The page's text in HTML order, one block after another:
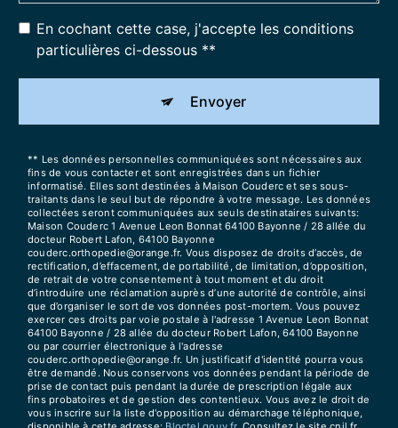
En cochant cette case, j'accepte les conditions
particulières ci-dessous **
Envoyer
** Les données personnelles communiquées sont nécessaires aux
fins de vous contacter et sont enregistrées dans un fichier
informatisé. Elles sont destinées à Maison Couderc et ses sous-
traitants dans le seul but de répondre à votre message. Les données
collectées seront communiquées aux seuls destinataires suivants:
Maison Couderc 1 Avenue Leon Bonnat 64100 Bayonne / 28 allée du
docteur Robert Lafon, 64100 Bayonne
couderc.orthopedie@orange.fr. Vous disposez de droits d’accès, de
rectification, d’effacement, de portabilité, de limitation, d’opposition,
de retrait de votre consentement à tout moment et du droit
d’introduire une réclamation auprès d’une autorité de contrôle, ainsi
que d’organiser le sort de vos données post-mortem. Vous pouvez
exercer ces droits par voie postale à l'adresse 1 Avenue Leon Bonnat
64100 Bayonne / 28 allée du docteur Robert Lafon, 64100 Bayonne
ou par courrier électronique à l'adresse
couderc.orthopedie@orange.fr. Un justificatif d'identité pourra vous
être demandé. Nous conservons vos données pendant la période de
prise de contact puis pendant la durée de prescription légale aux
fins probatoires et de gestion des contentieux. Vous avez le droit de
vous inscrire sur la liste d'opposition au démarchage téléphonique,